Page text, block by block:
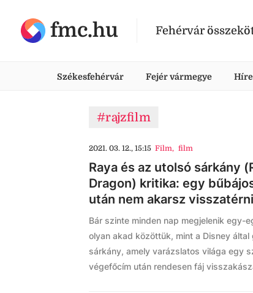
fmc.hu Fehérvár
Székesfehérvár Fejér vármegye
#rajzfilm
2021. 03. 12., 15:15 Film, film
Raya és az utolsó sárkány
Dragon) kritika: egy
után nem akarsz
Bár szinte minden nap megjelenik egy-
olyan akad közöttük, mint a Disney
sárkány, amely varázslatos világa egy
végefőcím után rendesen fáj